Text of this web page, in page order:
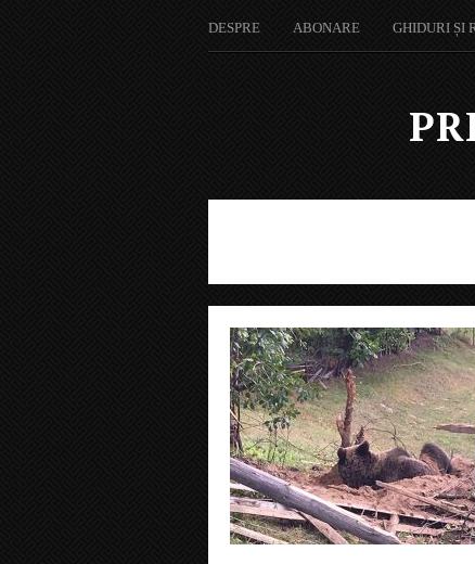
DESPRE ABONARE GHIDURI ȘI